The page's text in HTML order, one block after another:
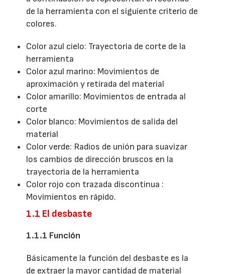
de la herramienta con el siguiente criterio de
colores.
Color azul cielo: Trayectoria de corte de la
herramienta
Color azul marino: Movimientos de
aproximación y retirada del material
Color amarillo: Movimientos de entrada al
corte
Color blanco: Movimientos de salida del
material
Color verde: Radios de unión para suavizar
los cambios de dirección bruscos en la
trayectoria de la herramienta
Color rojo con trazada discontinua :
Movimientos en rápido.
1.1 El desbaste
1.1.1 Función
Básicamente la función del desbaste es la
de extraer la mayor cantidad de material